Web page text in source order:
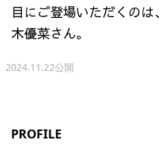
目にご登場いただくの
木優菜さん。
2024.11.22公開
PROFILE